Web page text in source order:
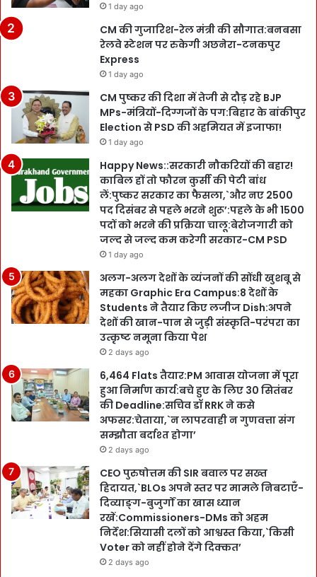
1 day ago
CM की गुजारिश-रेल मंत्री की सौगात:बनबसा
रेलवे स्टेशन पर रुकेगी अछनेरा-टनकपुर
Express
1 day ago
CM पुष्कर की दिशा में तेजी से दौड़ रहे BJP
MPs-मंत्रियों-दिग्गजों के पग:बिहार के बांकीपुर
Election से PSD की अहमियत में इजाफा!
1 day ago
Happy News::सरकारी नौकरियों की बहार!
काबिल हों तो फौरन कुर्सी की पेटी बांध
लें:पुष्कर सरकार का फैसला,`और नए 2500
पद दिसंबर से पहले भरने शुरू’:पहले के भी 1500
पदों को भरने की प्रक्रिया चालू:बेरोजगारी को
जल्द से जल्द कम करेगी सरकार-CM PSD
1 day ago
अलग-अलग देशों के व्यंजनों की सोंधी खुशबू से
महका Graphic Era Campus:8 देशों के
Students ने तैयार किए लजीज Dish:अपने
देशों की खान-पान से जुड़ी संस्कृति-परंपरा का
उत्कृष्ट नमूना किया पेश
2 days ago
6,464 Flats तैयार:PM आवास योजना में पूरा
हुआ निर्माण कार्य:बचे हुए के लिए 30 सितंबर
की Deadline:सचिव डॉ RRK ने कसे
अफसर:चेताया,`न लापरवाही न गुणवत्ता संग
सम्झौता बर्दाश्त होगा’
2 days ago
CEO पुरुषोत्तम की SIR बवाल पर सख्त
हिदायत,`BLOs अपने स्तर पर मामले निबटाएँ-
दिव्याङ्ग-बुजुर्गों का खास ध्यान
रखें:Commissioners-DMs को अहम
निर्देश:सियासी दलों को आश्वस्त किया,`किसी
Voter को नहीं होने देंगे दिक्कत’
2 days ago